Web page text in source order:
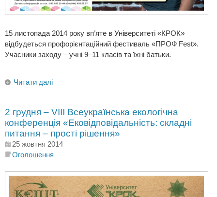
15 листопада 2014 року вп’яте в Університеті «КРОК»
відбудеться профорієнтаційний фестиваль «ПРОФ Fest».
Учасники заходу – учні 9–11 класів та їхні батьки.
Читати далі
2 грудня – VІII Всеукраїнська екологічна
конференція «Ековідповідальність: складні
питання – прості рішення»
25 жовтня 2014
Оголошення